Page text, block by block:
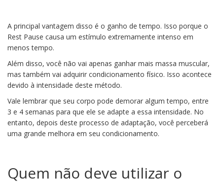
A principal vantagem disso é o ganho de tempo. Isso porque o
Rest Pause causa um estímulo extremamente intenso em
menos tempo.
Além disso, você não vai apenas ganhar mais massa muscular,
mas também vai adquirir condicionamento físico. Isso acontece
devido à intensidade deste método.
Vale lembrar que seu corpo pode demorar algum tempo, entre
3 e 4 semanas para que ele se adapte a essa intensidade. No
entanto, depois deste processo de adaptação, você perceberá
uma grande melhora em seu condicionamento.
Quem não deve utilizar o